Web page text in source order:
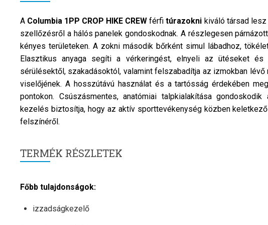
A Columbia 1PP CROP HIKE CREWférfitúrazokni kiváló társad
szellőzésről a hálós panelek gondoskodnak. A részlegesen
kényes területeken. A zokni második bőrként simul lábadhoz,
Elasztikus anyaga segíti a vérkeringést, elnyeli az ütéseket
sérülésektől, szakadásoktól, valamint felszabadítja az izmokban
viselőjének. A hosszútávú használat és a tartósság érdekében
pontokon. Csúszásmentes, anatómiai talpkialakítása
kezelés biztosítja, hogy az aktív sporttevékenység közben
felszínéről.
TERMÉK RÉSZLETEK
Főbb tulajdonságok:
izzadságkezelő